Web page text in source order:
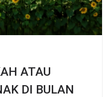
ATAU
DI BULAN